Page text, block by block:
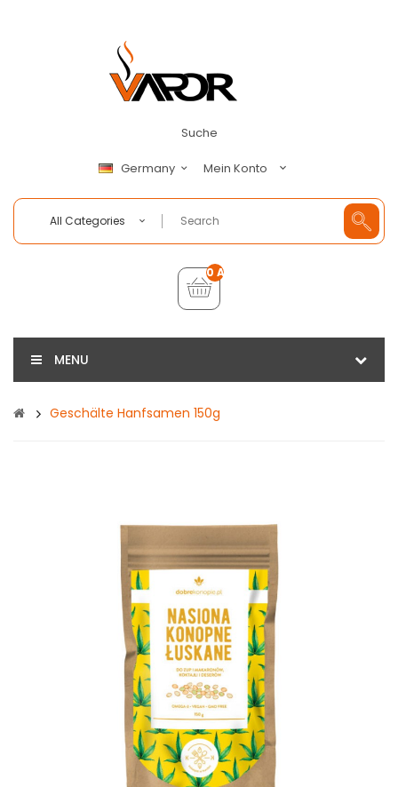
Suche
Germany Mein Konto
All Categories
0 Artikel - €0,00
MENU
Geschälte Hanfsamen 150g